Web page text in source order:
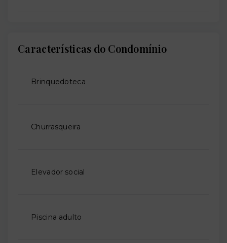
Características do Condomínio
Brinquedoteca
Churrasqueira
Elevador social
Piscina adulto